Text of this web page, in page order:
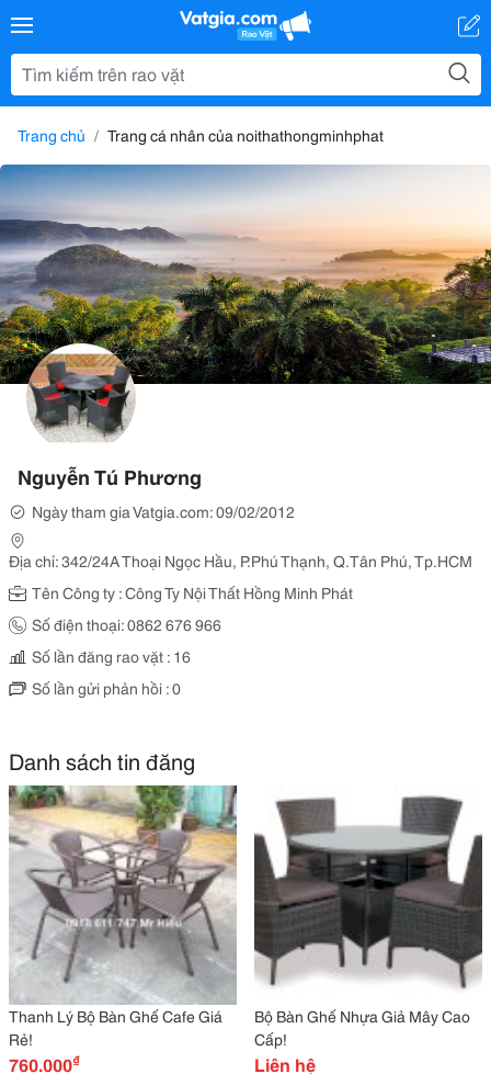
Trang chủ Trang cá nhân của noithathongminhphat
Nguyễn Tú Phương
Ngày tham gia Vatgia.com: 09/02/2012
Địa chỉ: 342/24A Thoại Ngọc Hầu, P.Phú Thạnh, Q.Tân Phú, Tp.HCM
Tên Công ty : Công Ty Nội Thất Hồng Minh Phát
Số điện thoại: 0862 676 966
Số lần đăng rao vặt : 16
Số lần gửi phản hồi : 0
Danh sách tin đăng
Thanh Lý Bộ Bàn Ghế Cafe Giá
Rẻ!
760.000₫
Bộ Bàn Ghế Nhựa Giả Mây Cao
Cấp!
Liên hệ